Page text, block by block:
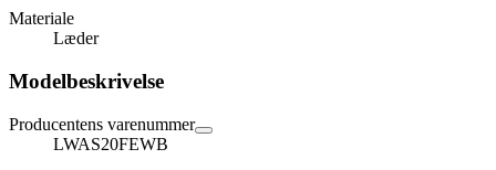
Materiale
Læder
Modelbeskrivelse
Producentens varenummer
LWAS20FEWB